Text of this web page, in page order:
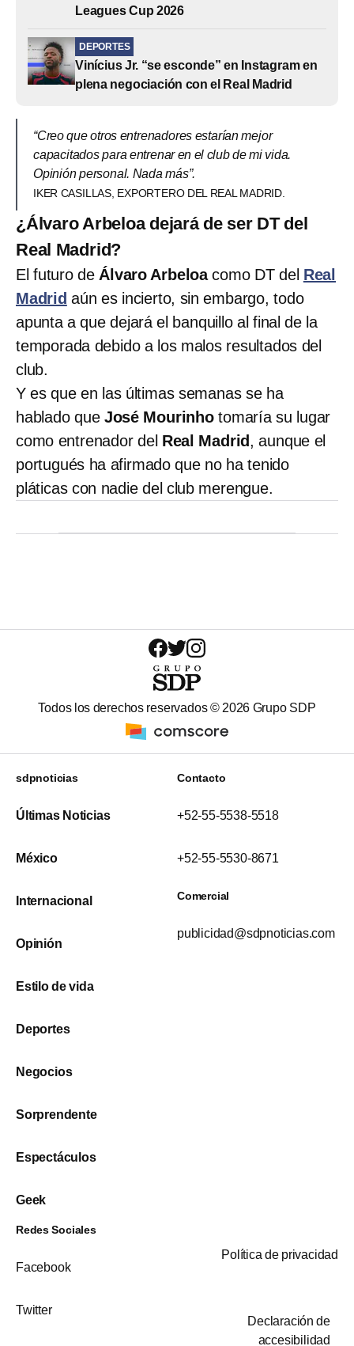
Leagues Cup 2026
DEPORTES
Vinícius Jr. “se esconde” en Instagram en
plena negociación con el Real Madrid
“Creo que otros entrenadores estarían mejor
capacitados para entrenar en el club de mi vida.
Opinión personal. Nada más”.
IKER CASILLAS, EXPORTERO DEL REAL MADRID.
¿Álvaro Arbeloa dejará de ser DT del
Real Madrid?
El futuro deÁlvaro Arbeloacomo DT del Real
Madrid aún es incierto, sin embargo, todo
apunta a que dejará el banquillo al final de la
temporada debido a los malos resultados del
club.
Y es que en las últimas semanas se ha
hablado que José Mourinhotomaría su lugar
como entrenador del Real Madrid , aunque el
portugués ha afirmado que no ha tenido
pláticas con nadie del club merengue.
Todos los derechos reservados © 2026 Grupo SDP
sdpnoticias
Últimas Noticias
México
Internacional
Opinión
Estilo de vida
Deportes
Negocios
Sorprendente
Espectáculos
Geek
Contacto
+52-55-5538-5518
+52-55-5530-8671
Comercial
publicidad@sdpnoticias.com
Redes Sociales
Facebook
Twitter
Política de privacidad
Declaración de
accesibilidad